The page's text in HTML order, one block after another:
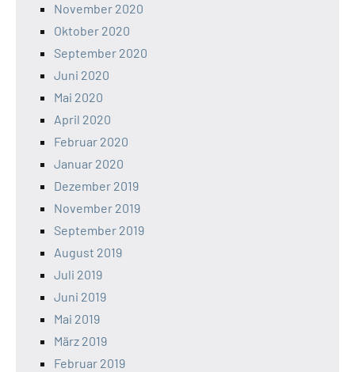
November 2020
Oktober 2020
September 2020
Juni 2020
Mai 2020
April 2020
Februar 2020
Januar 2020
Dezember 2019
November 2019
September 2019
August 2019
Juli 2019
Juni 2019
Mai 2019
März 2019
Februar 2019